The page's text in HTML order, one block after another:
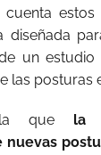
estos
diseñada
un
las posturas
que la
nuevas